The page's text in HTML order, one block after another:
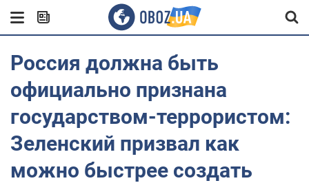
Россия должна быть
официально признана
государством-террористом:
Зеленский призвал как
можно быстрее создать